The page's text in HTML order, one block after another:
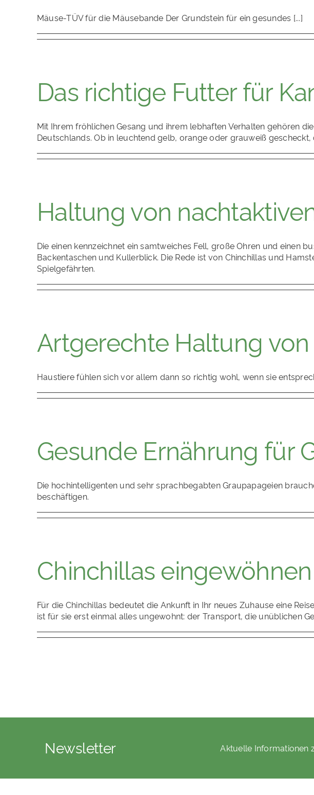
Mäuse-TÜV für die Mäusebande Der Grundstein für ein gesundes [...]
Das richtige Futter für
Mit Ihrem fröhlichen Gesang und ihrem lebhaften Verhalten gehören
Deutschlands. Ob in leuchtend gelb, orange oder grauweiß
Haltung von
Die einen kennzeichnet ein samtweiches Fell, große Ohren und einen
Backentaschen und Kullerblick. Die Rede ist von Chinchillas und
Spielgefährten.
Artgerechte Haltung
Haustiere fühlen sich vor allem dann so richtig wohl, wenn sie
Gesunde Ernährung für
Die hochintelligenten und sehr sprachbegabten Graupapageien
beschäftigen.
Chinchillas eingewöhnen
Für die Chinchillas bedeutet die Ankunft in Ihr neues Zuhause eine
ist für sie erst einmal alles ungewohnt: der Transport, die unüblichen
Newsletter Aktuelle Informationen